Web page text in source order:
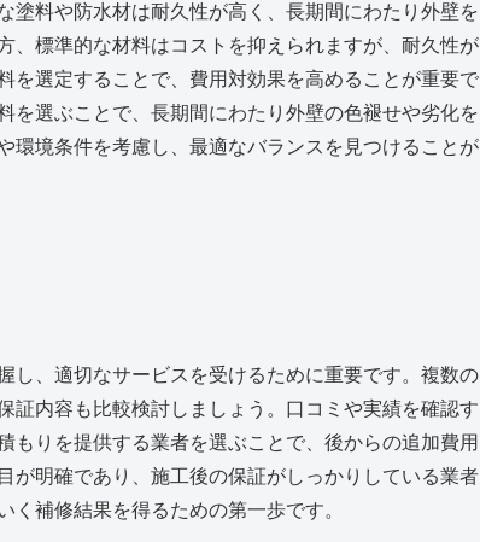
塗料や防水材は耐久性が高く、長期間にわたり外壁を
、標準的な材料はコストを抑えられますが、耐久性が
を選定することで、費用対効果を高めることが重要で
を選ぶことで、長期間にわたり外壁の色褪せや劣化を
環境条件を考慮し、最適なバランスを見つけることが
し、適切なサービスを受けるために重要です。複数の
証内容も比較検討しましょう。口コミや実績を確認す
もりを提供する業者を選ぶことで、後からの追加費用
が明確であり、施工後の保証がしっかりしている業者
補修結果を得るための第一歩です。